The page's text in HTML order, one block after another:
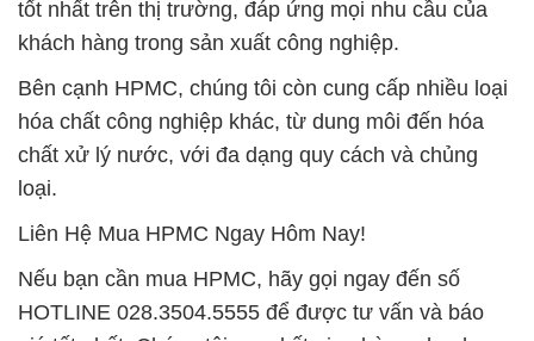
tốt nhất trên thị trường, đáp ứng mọi nhu cầu của
khách hàng trong sản xuất công nghiệp.
Bên cạnh HPMC, chúng tôi còn cung cấp nhiều loại
hóa chất công nghiệp khác, từ dung môi đến hóa
chất xử lý nước, với đa dạng quy cách và chủng
loại.
Liên Hệ Mua HPMC Ngay Hôm Nay!
Nếu bạn cần mua HPMC, hãy gọi ngay đến số
HOTLINE 028.3504.5555 để được tư vấn và báo